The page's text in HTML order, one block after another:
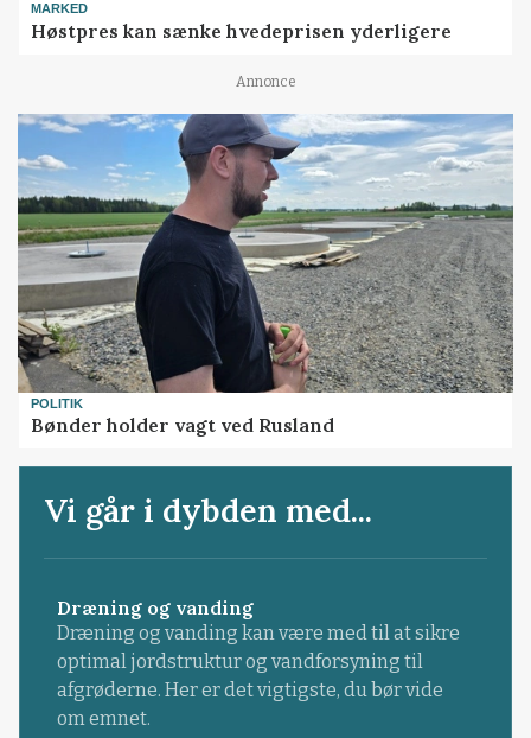
MARKED
Høstpres kan sænke hvedeprisen yderligere
Annonce
POLITIK
Bønder holder vagt ved Rusland
Vi går i dybden med...
Dræning og vanding
Dræning og vanding kan være med til at sikre
optimal jordstruktur og vandforsyning til
afgrøderne. Her er det vigtigste, du bør vide
om emnet.